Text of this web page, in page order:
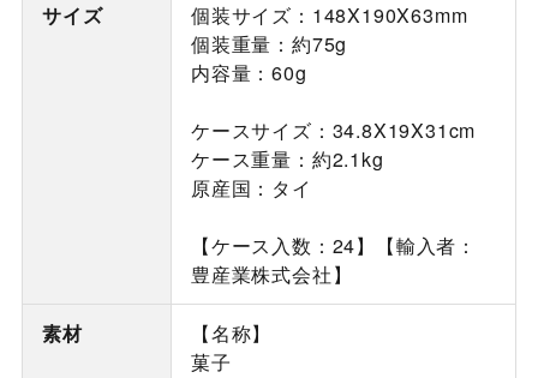
サイズ
個装サイズ：148X190X63mm
個装重量：約75g
内容量：60g
ケースサイズ：34.8X19X31cm
ケース重量：約2.1kg
原産国：タイ
【ケース入数：24】【輸入者：
豊産業株式会社】
素材
【名称】
菓子